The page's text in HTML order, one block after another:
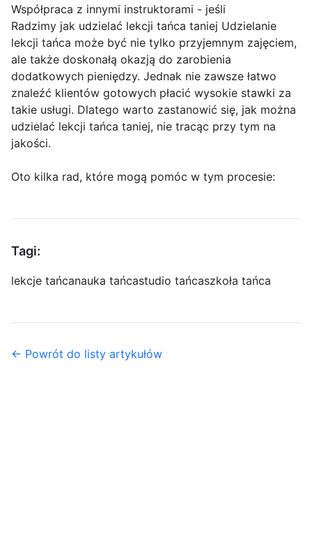
Współpraca z innymi instruktorami - jeśli
Radzimy jak udzielać lekcji tańca taniej Udzielanie
lekcji tańca może być nie tylko przyjemnym zajęciem,
ale także doskonałą okazją do zarobienia
dodatkowych pieniędzy. Jednak nie zawsze łatwo
znaleźć klientów gotowych płacić wysokie stawki za
takie usługi. Dlatego warto zastanowić się, jak można
udzielać lekcji tańca taniej, nie tracąc przy tym na
jakości.
Oto kilka rad, które mogą pomóc w tym procesie:
Tagi:
lekcje tańcanauka tańcastudio tańcaszkoła tańca
← Powrót do listy artykułów